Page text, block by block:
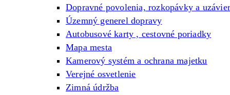
Dopravné povolenia, rozkopávky a
Územný generel dopravy
Autobusové karty , cestovné poriadky
Mapa mesta
Kamerový systém a ochrana majetku
Verejné osvetlenie
Zimná údržba